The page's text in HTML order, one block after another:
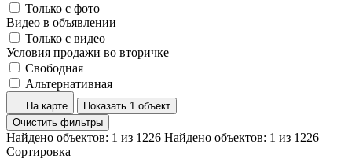
Только с фото
Видео в объявлении
Только с видео
Условия продажи во вторичке
Свободная
Альтернативная
На карте
Показать 1 объект
Очистить фильтры
Найдено объектов: 1 из 1226 Найдено объектов: 1 из 1226
Сортировка